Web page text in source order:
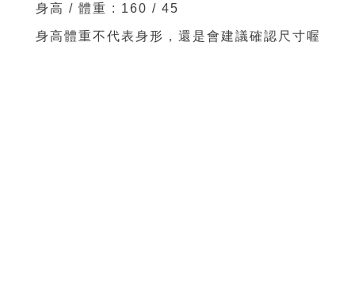
身高 / 體重 : 160 / 45
身高體重不代表身形，還是會建議確認尺寸喔